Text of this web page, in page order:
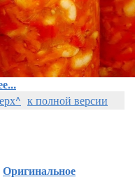
к полной версии
Оригинальное